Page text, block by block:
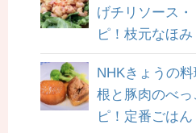
げチリソース
ピ！枝元なほみ
NHKきょうの
根と豚肉のべ
ピ！定番ごはん